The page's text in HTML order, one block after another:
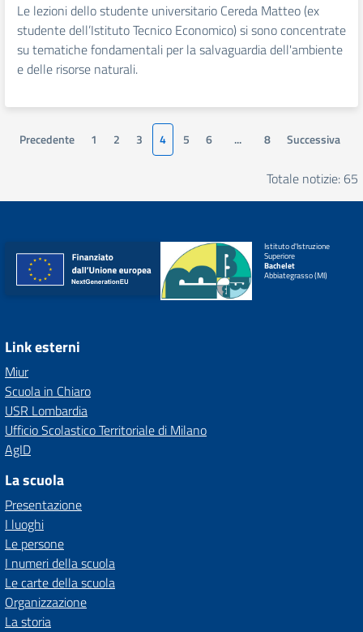
Le lezioni dello studente universitario Cereda Matteo (ex
studente dell’Istituto Tecnico Economico) si sono concentrate
su tematiche fondamentali per la salvaguardia dell'ambiente
e delle risorse naturali.
Precedente 1 2 3 4 5 6 ... 8 Successiva
Totale notizie: 65
Istituto d'Istruzione
Superiore
Bachelet
Abbiategrasso (MI)
Link esterni
Miur
Scuola in Chiaro
USR Lombardia
Ufficio Scolastico Territoriale di Milano
AgID
La scuola
Presentazione
I luoghi
Le persone
I numeri della scuola
Le carte della scuola
Organizzazione
La storia